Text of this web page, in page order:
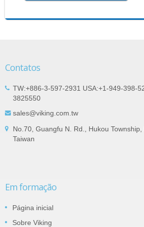
Contatos
TW:+886-3-597-2931 USA:+1-949-398-
3825550
sales@viking.com.tw
No.70, Guangfu N. Rd., Hukou Township,
Taiwan
Em formação
Página inicial
Sobre Viking